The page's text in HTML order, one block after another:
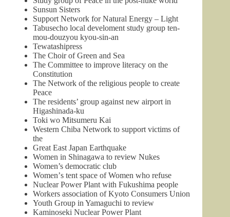
Sunsun Sisters
Support Network for Natural Energy – Light
Tabusecho local develoment study group ten-
mou-douzyou kyou-sin-an
Tewatashipress
The Choir of Green and Sea
The Committee to improve literacy on the
Constitution
The Network of the religious people to create
Peace
The residents’ group against new airport in
Higashinada-ku
Toki wo Mitsumeru Kai
Western Chiba Network to support victims of
the
Great East Japan Earthquake
Women in Shinagawa to review Nukes
Women’s democratic club
Women’s tent space of Women who refuse
Nuclear Power Plant with Fukushima people
Workers association of Kyoto Consumers Union
Youth Group in Yamaguchi to review
Kaminoseki Nuclear Power Plant